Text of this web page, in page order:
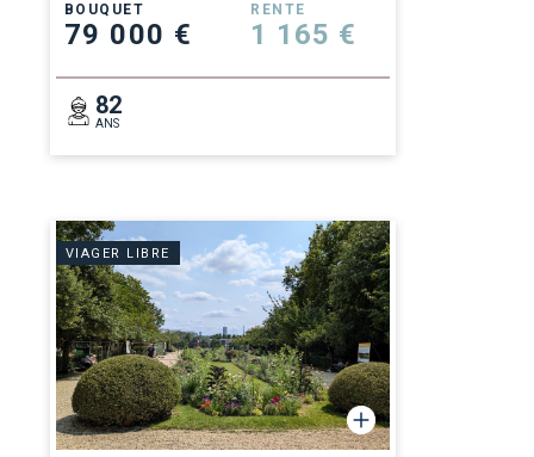
BOUQUET
79 000 €
RENTE
1 165 €
82
ANS
VIAGER LIBRE